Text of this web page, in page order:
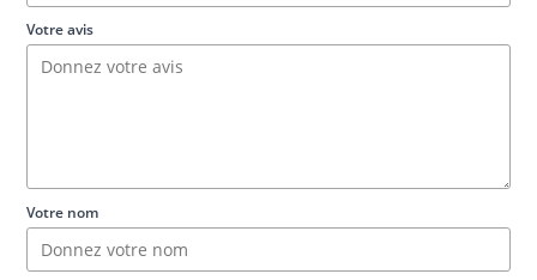
Votre avis
Votre nom